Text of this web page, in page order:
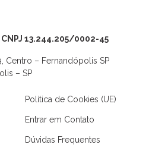
13.244.205/0002-45
Centro – Fernandópolis SP
– SP
Política de Cookies (UE)
Entrar em Contato
Dúvidas Frequentes